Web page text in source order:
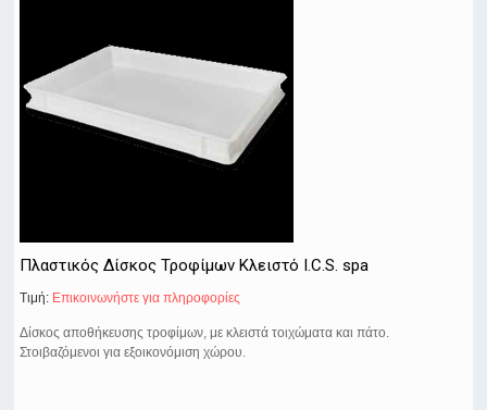
Πλαστικός Δίσκος Τροφίμων Κλειστό I.C.S. spa
Τιμή: Eπικοινωνήστε για πληροφορίες
Δίσκος αποθήκευσης τροφίμων, με κλειστά τοιχώματα και πάτο.
Στοιβαζόμενοι για εξοικονόμιση χώρου.